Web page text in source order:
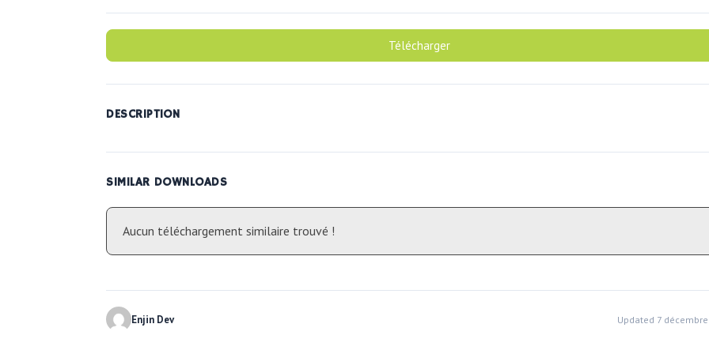
Télécharger
DESCRIPTION
SIMILAR DOWNLOADS
Aucun téléchargement similaire trouvé !
Enjin Dev Updated 7